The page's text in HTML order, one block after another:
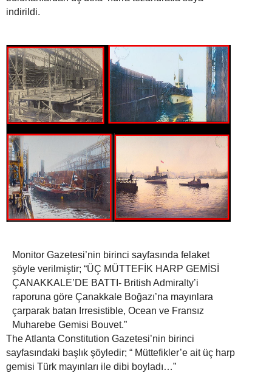
indirildi.
Monitor Gazetesi’nin birinci sayfasında felaket
şöyle verilmiştir; “ÜÇ MÜTTEFİK HARP GEMİSİ
ÇANAKKALE’DE BATTI- British Admiralty’i
raporuna göre Çanakkale Boğazı’na mayınlara
çarparak batan Irresistible, Ocean ve Fransız
Muharebe Gemisi Bouvet.”
The Atlanta Constitution Gazetesi’nin birinci
sayfasındaki başlık şöyledir; “ Müttefikler’e ait üç harp
gemisi Türk mayınları ile dibi boyladı…”